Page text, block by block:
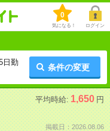
0
気になる！ ログイン
日勤
条件の変更
平均時給: 1,650 円
掲載日：2026.08.06